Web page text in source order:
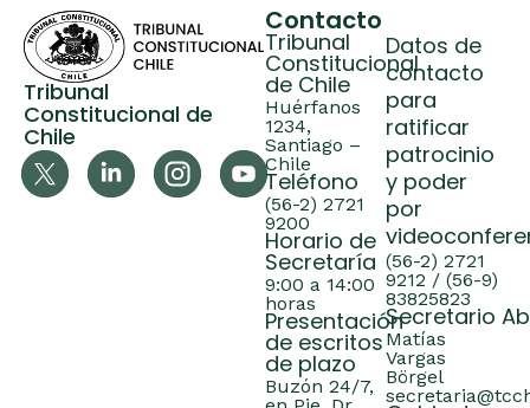
Tribunal
Constitucional de
Chile
Contacto
Tribunal
Constitucional
de Chile
Huérfanos
1234,
Santiago –
Chile
Teléfono
(56-2) 2721
9200
Horario de
Secretaría
9:00 a 14:00
horas
Presentación
de escritos
de plazo
Buzón 24/7,
Datos de
contacto
para
ratificar
patrocinio
y poder
por
(56-2) 2721
9212 / (56-9)
83825823
Secretario
Matías
Vargas
Börgel